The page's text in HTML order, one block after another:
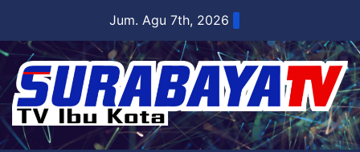
content
Jum. Agu 7th, 2026